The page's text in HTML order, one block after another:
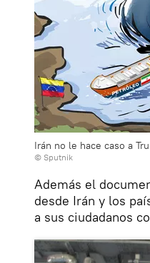
Irán no le hace caso a
© Sputnik
Además el
desde Irán y los
a sus ciudadanos